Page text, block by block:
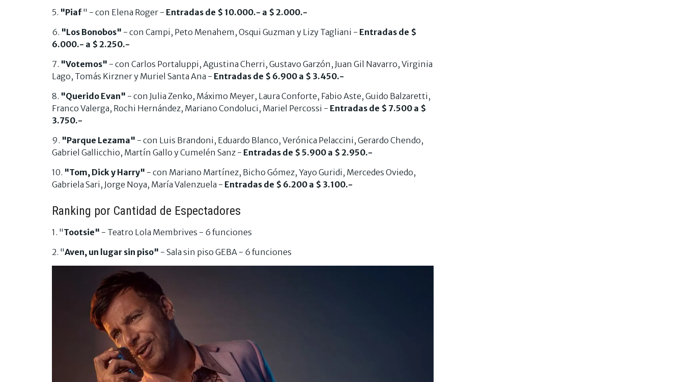
5. "Piaf " - con Elena Roger - Entradas de $ 10.000.- a $ 2.000.-
6. "Los Bonobos" - con Campi, Peto Menahem, Osqui Guzman y Lizy Tagliani - Entradas de $
6.000.- a $ 2.250.-
7. "Votemos" - con Carlos Portaluppi, Agustina Cherri, Gustavo Garzón, Juan Gil Navarro, Virginia
Lago, Tomás Kirzner y Muriel Santa Ana - Entradas de $ 6.900 a $ 3.450.-
8. "Querido Evan" - con Julia Zenko, Máximo Meyer, Laura Conforte, Fabio Aste, Guido Balzaretti,
Franco Valerga, Rochi Hernández, Mariano Condoluci, Mariel Percossi - Entradas de $ 7.500 a $
3.750.-
9. "Parque Lezama" - con Luis Brandoni, Eduardo Blanco, Verónica Pelaccini, Gerardo Chendo,
Gabriel Gallicchio, Martín Gallo y Cumelén Sanz - Entradas de $ 5.900 a $ 2.950.-
10. "Tom, Dick y Harry" - con Mariano Martínez, Bicho Gómez, Yayo Guridi, Mercedes Oviedo,
Gabriela Sari, Jorge Noya, María Valenzuela - Entradas de $ 6.200 a $ 3.100.-
Ranking por Cantidad de Espectadores
1. "Tootsie" - Teatro Lola Membrives - 6 funciones
2. "Aven, un lugar sin piso" - Sala sin piso GEBA - 6 funciones